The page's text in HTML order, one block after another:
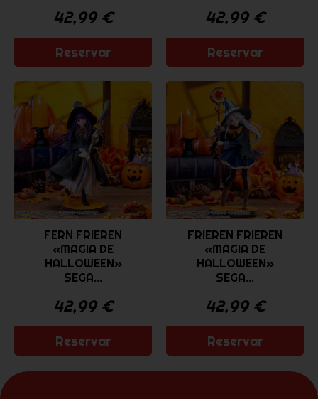
42,99 €
Reservar
42,99 €
Reservar
FERN FRIEREN
«MAGIA DE
HALLOWEEN»
SEGA...
42,99 €
Reservar
FRIEREN FRIEREN
«MAGIA DE
HALLOWEEN»
SEGA...
42,99 €
Reservar